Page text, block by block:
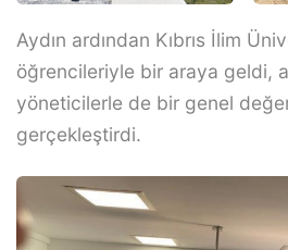
Aydın ardından Kıbrıs İlim
öğrencileriyle bir araya geldi,
yöneticilerle de bir genel
gerçekleştirdi.